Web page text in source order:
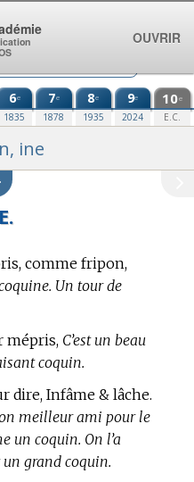
6e
1835
7e
1878
8e
1935
9e
2024
10e
E.C.
ine
comme fripon,
Un tour de
mépris, C’est un beau
coquin.
dire, Infâme & lâche.
meilleur ami pour le
un coquin. On l’a
un grand coquin.
OUVRIR